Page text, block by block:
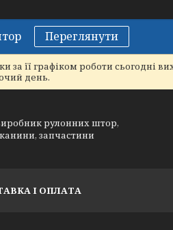
Переглянути
її графіком роботи сьогодні
день.
рулонних штор,
запчастини
І ОПЛАТА